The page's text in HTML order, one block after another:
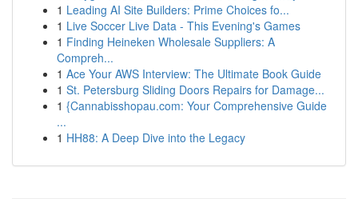
1 Leading AI Site Builders: Prime Choices fo...
1 Live Soccer Live Data - This Evening's Games
1 Finding Heineken Wholesale Suppliers: A
Compreh...
1 Ace Your AWS Interview: The Ultimate Book Guide
1 St. Petersburg Sliding Doors Repairs for Damage...
1 {Cannabisshopau.com: Your Comprehensive Guide
...
1 HH88: A Deep Dive into the Legacy